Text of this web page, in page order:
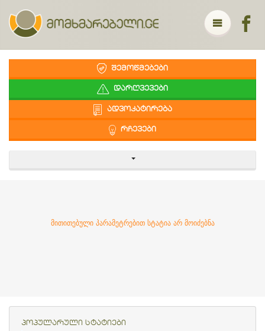
ᲨᲔᲛᲝᲬᲛᲔᲑᲔᲑᲘ
ᲓᲐᲠᲦᲕᲔᲕᲔᲑᲘ
ᲐᲓᲕᲝᲙᲐᲢᲘᲠᲔᲑᲐ
ᲠᲩᲔᲕᲔᲑᲘ
მითითებული პარამეტრებით სტატია არ მოიძებნა
პოპულარული სტატიები